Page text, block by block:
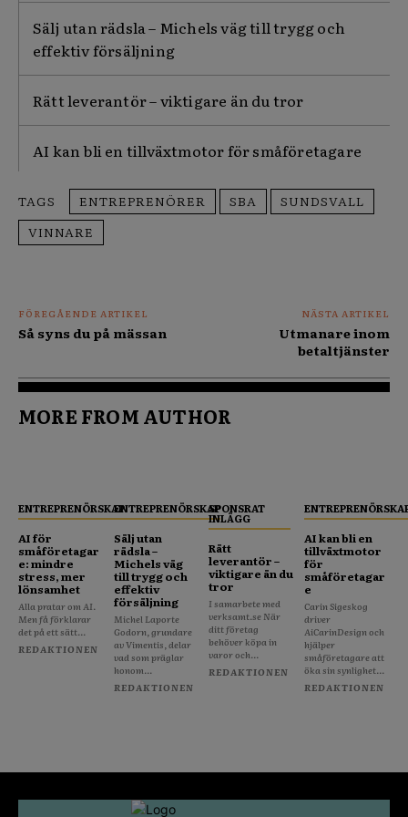
Sälj utan rädsla – Michels väg till trygg och
effektiv försäljning
Rätt leverantör – viktigare än du tror
AI kan bli en tillväxtmotor för småföretagare
TAGS ENTREPRENÖRER SBA
SUNDSVALL
VINNARE
FÖREGÅENDE ARTIKEL
Så syns du på mässan
NÄSTA ARTIKEL
Utmanare inom
betaltjänster
MORE FROM AUTHOR
ENTREPRENÖRSKAP
AI för
småföretagar
e: mindre
stress, mer
lönsamhet
Alla pratar om AI.
Men få förklarar
det på ett sätt...
REDAKTIONEN
ENTREPRENÖRSKAP
Sälj utan
rädsla –
Michels väg
till trygg och
effektiv
försäljning
Michel Laporte
Godorn, grundare
av Vimentis, delar
vad som präglar
honom...
REDAKTIONEN
SPONSRAT
INLÄGG
Rätt
leverantör –
viktigare än du
tror
I samarbete med
verksamt.se När
ditt företag
behöver köpa in
varor och...
REDAKTIONEN
AI kan bli en
tillväxtmotor
för
småföretagar
e
Carin Sigeskog
driver
AiCarinDesign och
hjälper
småföretagare att
öka sin synlighet...
REDAKTIONEN